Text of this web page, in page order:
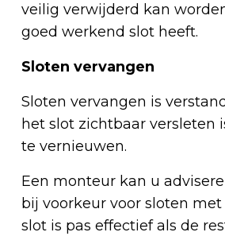
veilig verwijderd kan
goed werkend slot heeft.
Sloten vervangen
Sloten vervangen is
het slot zichtbaar versleten
te vernieuwen.
Een monteur kan u
bij voorkeur voor sloten
slot is pas effectief als de